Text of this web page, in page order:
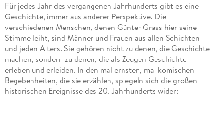
Für jedes Jahr des vergangenen Jahrhunderts gibt es eine
Geschichte, immer aus anderer Perspektive. Die
verschiedenen Menschen, denen Günter Grass hier seine
Stimme leiht, sind Männer und Frauen aus allen Schichten
und jeden Alters. Sie gehören nicht zu denen, die Geschichte
machen, sondern zu denen, die als Zeugen Geschichte
erleben und erleiden. In den mal ernsten, mal komischen
Begebenheiten, die sie erzählen, spiegeln sich die großen
historischen Ereignisse des 20. Jahrhunderts wider: